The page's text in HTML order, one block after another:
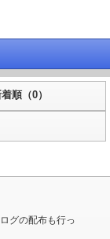
順（0）
グの配布も行っ